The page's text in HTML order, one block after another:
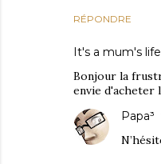
RÉPONDRE
It's a mum's life
Bonjour la
envie d'acheter
Papa³